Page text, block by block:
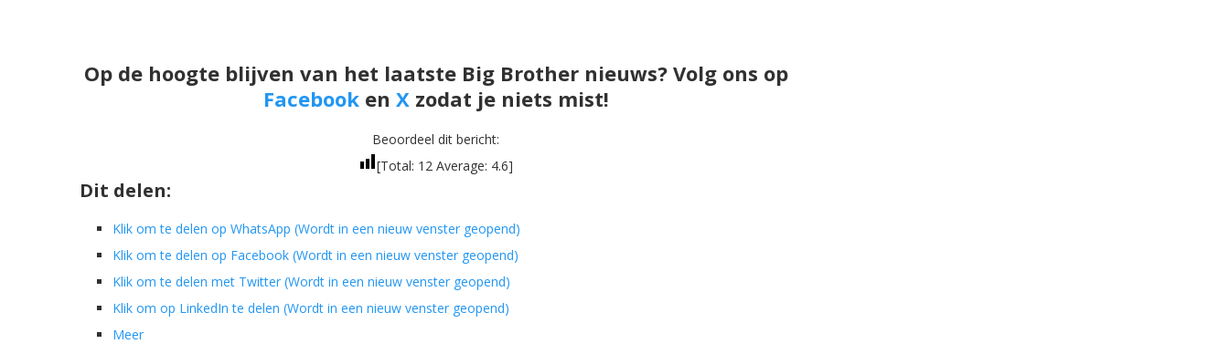
Op de hoogte blijven van het laatste Big Brother nieuws? Volg ons op
Facebooken X zodat je niets mist!
Beoordeel dit bericht:
[Total: 12 Average: 4.6]
Dit delen:
Klik om te delen op WhatsApp (Wordt in een nieuw venster geopend)
Klik om te delen op Facebook (Wordt in een nieuw venster geopend)
Klik om te delen met Twitter (Wordt in een nieuw venster geopend)
Klik om op LinkedIn te delen (Wordt in een nieuw venster geopend)
Meer